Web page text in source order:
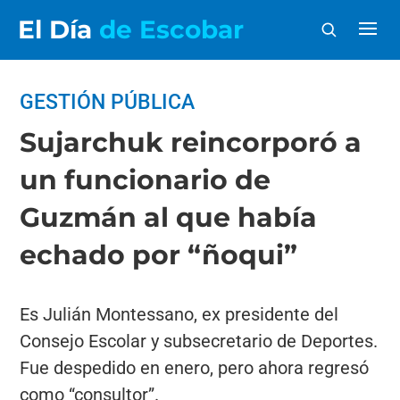
El Día de Escobar
GESTIÓN PÚBLICA
Sujarchuk reincorporó a
un funcionario de
Guzmán al que había
echado por “ñoqui”
Es Julián Montessano, ex presidente del
Consejo Escolar y subsecretario de Deportes.
Fue despedido en enero, pero ahora regresó
como “consultor”.